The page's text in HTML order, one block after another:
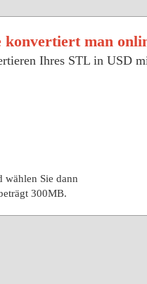
konvertiert man
Ihres STL in USD
wählen Sie dann
300MB.